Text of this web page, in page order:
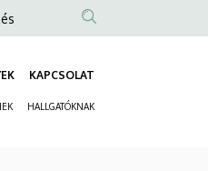
KAPCSOLAT
HALLGATÓKNAK